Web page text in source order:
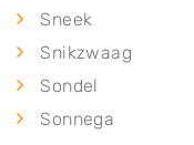
Sneek
Snikzwaag
Sondel
Sonnega